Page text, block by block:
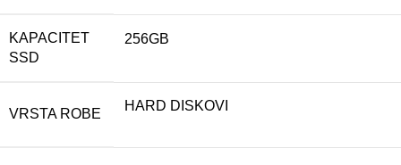
KAPACITET
SSD
256GB
VRSTA ROBE
HARD DISKOVI